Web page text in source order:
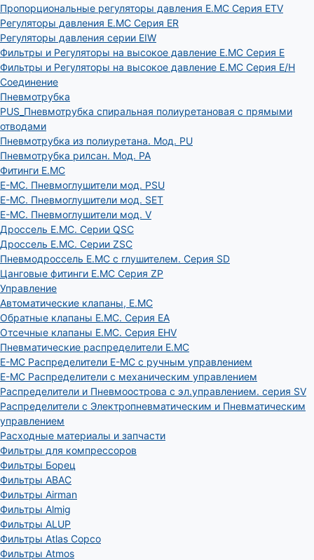
Пропорциональные регуляторы давления E.MC Серия ETV
Регуляторы давления E.MC Серия ER
Регуляторы давления серии EIW
Фильтры и Регуляторы на высокое давление E.MC Серия E
Фильтры и Регуляторы на высокое давление E.MC Серия E/H
Соединение
Пневмотрубка
PUS_Пневмотрубка спиральная полиуретановая с прямыми
отводами
Пневмотрубка из полиуретана. Мод. РU
Пневмотрубка рилсан. Мод. PA
Фитинги E.MC
E-MC. Пневмоглушители мод. PSU
E-MC. Пневмоглушители мод. SET
E-MC. Пневмоглушители мод. V
Дроссель E.MC. Серии QSC
Дроссель E.MC. Серии ZSC
Пневмодроссель E.MC с глушителем. Серия SD
Цанговые фитинги E.MC Серия ZP
Управление
Автоматические клапаны, Е.МС
Обратные клапаны E.MC. Серия EA
Отсечные клапаны E.MC. Серия EHV
Пневматические распределители E.MC
E-MC Распределители E-MC с ручным управлением
E-MC Распределители с механическим управлением
Распределители и Пневмоострова с эл.управлением. серия SV
Распределители с Электропневматическим и Пневматическим
управлением
Расходные материалы и запчасти
Фильтры для компрессоров
Фильтры Борец
Фильтры ABAC
Фильтры Airman
Фильтры Almig
Фильтры ALUP
Фильтры Atlas Copco
Фильтры Atmos